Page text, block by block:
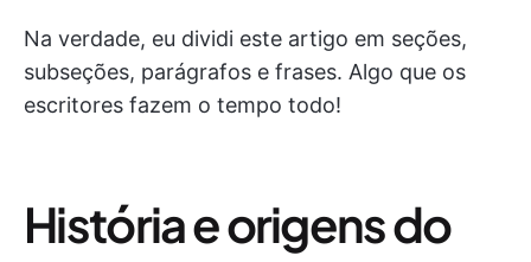
Na verdade, eu dividi este artigo em seções,
subseções, parágrafos e frases. Algo que os
escritores fazem o tempo todo!
História e origens do